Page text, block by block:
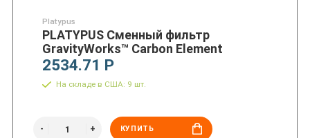
Platypus
PLATYPUS Сменный фильтр
GravityWorks™ Carbon Element
2534.71 Р
На складе в США: 9 шт.
КУПИТЬ